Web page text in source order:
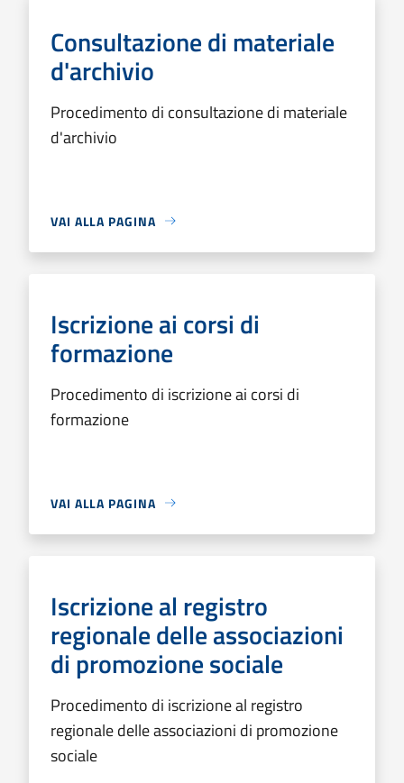
Consultazione di materiale
d'archivio
Procedimento di consultazione di materiale
d'archivio
VAI ALLA PAGINA
Iscrizione ai corsi di
formazione
Procedimento di iscrizione ai corsi di
formazione
VAI ALLA PAGINA
Iscrizione al registro
regionale delle associazioni
di promozione sociale
Procedimento di iscrizione al registro
regionale delle associazioni di promozione
sociale